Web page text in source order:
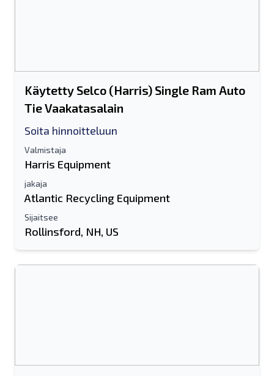
Käytetty Selco (Harris) Single Ram Auto
Tie Vaakatasalain
Soita hinnoitteluun
Valmistaja
Harris Equipment
jakaja
Atlantic Recycling Equipment
Sijaitsee
Rollinsford, NH, US